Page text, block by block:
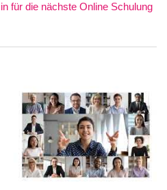
für die nächste Online Schulung